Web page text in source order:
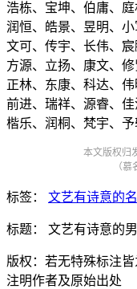
浩栋、宝坤、伯庸、庭
润恒、皓景、昱明、小
文可、传宇、长伟、宸
方源、立扬、康文、修
正林、东康、科达、伟
前进、瑞祥、源睿、佳
楷乐、润桐、梵宇、予
本文版权归
（慕
标签： 文艺有诗意的
标题： 文艺有诗意的
版权：若无特殊标注
注明作者及原始出处